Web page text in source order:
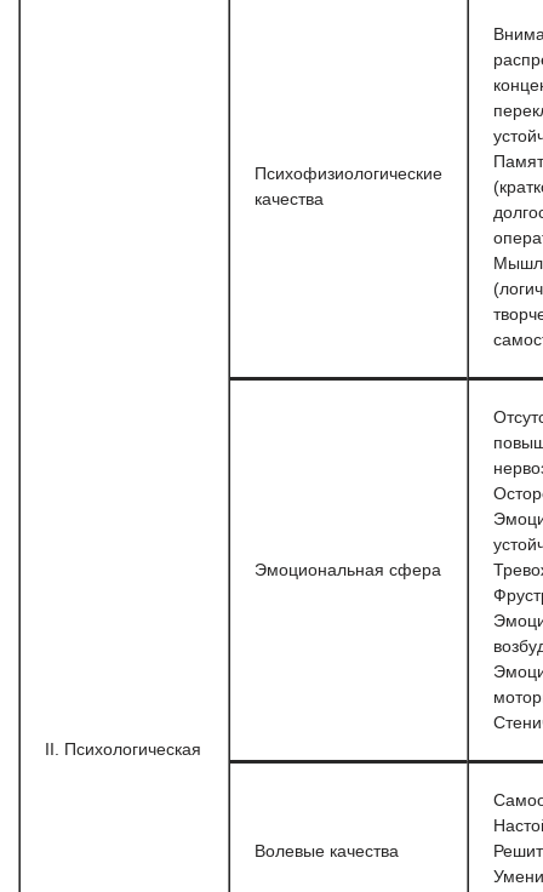
II. Психологическая
Психофизиологические
качества
Эмоциональная сфера
Волевые качества